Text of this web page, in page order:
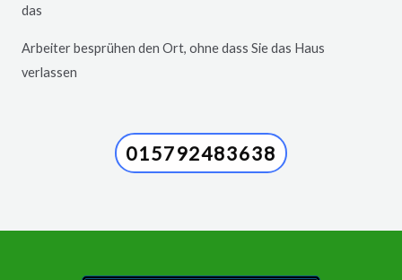
das
Arbeiter besprühen den Ort, ohne dass Sie das Haus
verlassen
015792483638